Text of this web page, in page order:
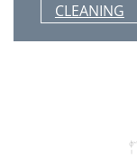
CLEANING
IMPORTANT